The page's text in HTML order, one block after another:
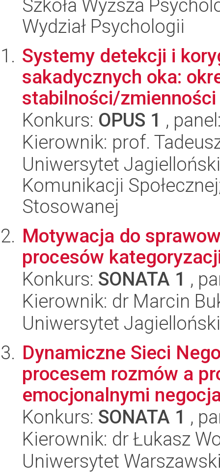
Szkoła Wyższa
Wydział Psychologii
Systemy detekcji i
sakadycznych oka:
stabilności/
Konkurs: OPUS 1 ,
Kierownik: prof.
Uniwersytet
Komunikacji
Stosowanej
Motywacja do
procesów
Konkurs: SONATA 1 ,
Kierownik: dr Marcin
Uniwersytet
Dynamiczne Sieci
procesem rozmów a
emocjonalnymi
Konkurs: SONATA 1 ,
Kierownik: dr Łukasz
Uniwersytet